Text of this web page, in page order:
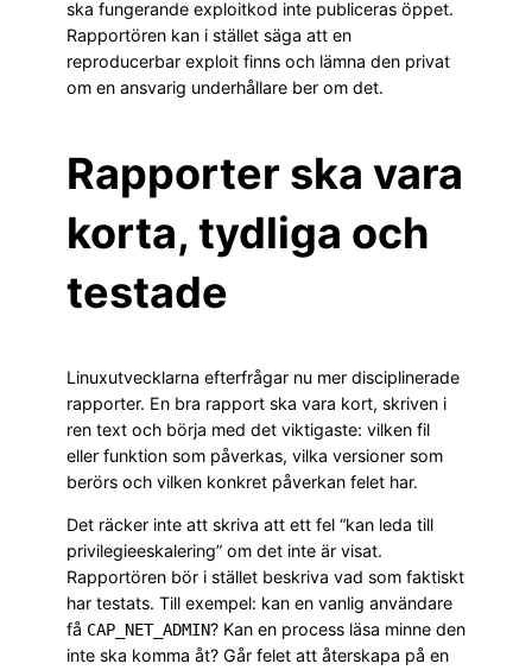
ska fungerande exploitkod inte publiceras öppet.
Rapportören kan i stället säga att en
reproducerbar exploit finns och lämna den privat
om en ansvarig underhållare ber om det.
Rapporter ska vara
korta, tydliga och
testade
Linuxutvecklarna efterfrågar nu mer disciplinerade
rapporter. En bra rapport ska vara kort, skriven i
ren text och börja med det viktigaste: vilken fil
eller funktion som påverkas, vilka versioner som
berörs och vilken konkret påverkan felet har.
Det räcker inte att skriva att ett fel “kan leda till
privilegieeskalering” om det inte är visat.
Rapportören bör i stället beskriva vad som faktiskt
har testats. Till exempel: kan en vanlig användare
få CAP_NET_ADMIN? Kan en process läsa minne den
inte ska komma åt? Går felet att återskapa på en